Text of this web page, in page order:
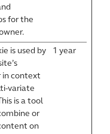
for the
is used by
in context
variate
is a tool
or
on
1 year